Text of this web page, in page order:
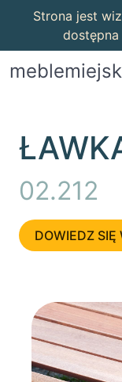
Strona jest
02.212
DOWIEDZ SIĘ